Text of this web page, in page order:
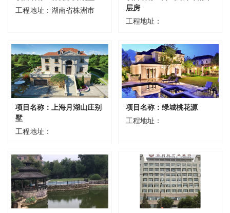
工程地址：湖南省株洲市
层房
工程地址：
项目名称：上海月湖山庄别
墅
工程地址：
项目名称：绿城桃花源
工程地址：